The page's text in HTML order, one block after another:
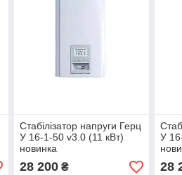
Стабілізатор напруги Герц
У 16-1-50 v3.0 (11 кВт)
новинка
28 200₴
У
28